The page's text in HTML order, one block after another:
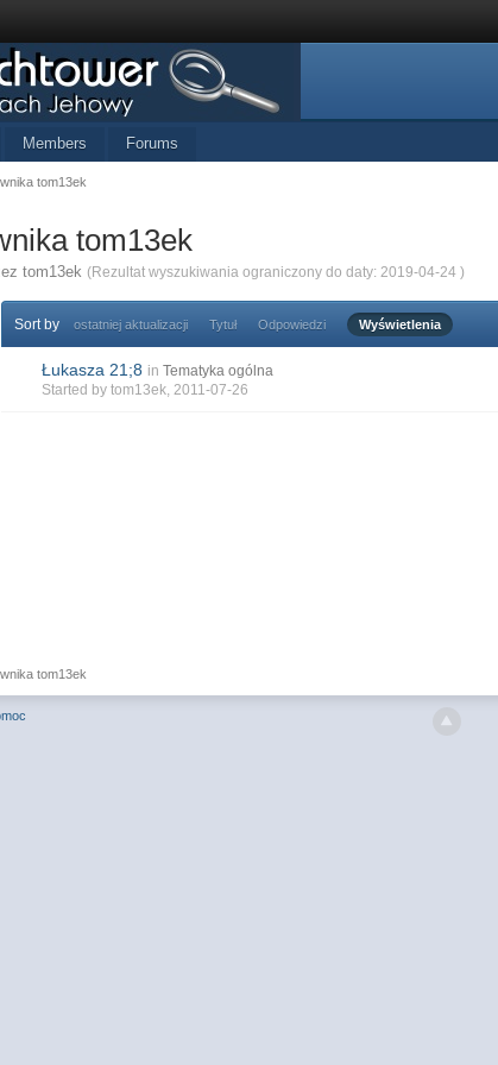
Members Forums
tom13ek
tom13ek
tom13ek (Rezultat wyszukiwania ograniczony do daty: 2019-04-24 )
Sort by ostatniej aktualizacji Tytuł Odpowiedzi Wyświetlenia
Łukasza 21;8 in Tematyka ogólna
Started bytom13ek, 2011-07-26
tom13ek